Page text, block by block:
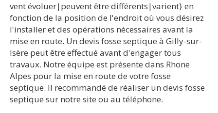
vent évoluer|peuvent être différents|varient} en
fonction de la position de l'endroit où vous désirez
l'installer et des opérations nécessaires avant la
mise en route. Un devis fosse septique à Gilly-sur-
Isère peut être effectué avant d'engager tous
travaux. Notre équipe est présente dans Rhone
Alpes pour la mise en route de votre fosse
septique. Il recommandé de réaliser un devis fosse
septique sur notre site ou au téléphone.